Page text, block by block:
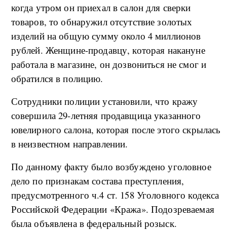
когда утром он приехал в салон для сверки
товаров, то обнаружил отсутствие золотых
изделий на общую сумму около 4 миллионов
рублей. Женщине-продавцу, которая накануне
работала в магазине, он дозвониться не смог и
обратился в полицию.
Сотрудники полиции установили, что кражу
совершила 29-летняя продавщица указанного
ювелирного салона, которая после этого скрылась
в неизвестном направлении.
По данному факту было возбуждено уголовное
дело по признакам состава преступления,
предусмотренного ч.4 ст. 158 Уголовного кодекса
Российской Федерации «Кража». Подозреваемая
была объявлена в федеральный розыск.